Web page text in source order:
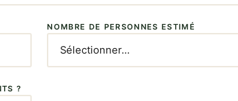
NOMBRE DE PERSONNES ESTIMÉ
?